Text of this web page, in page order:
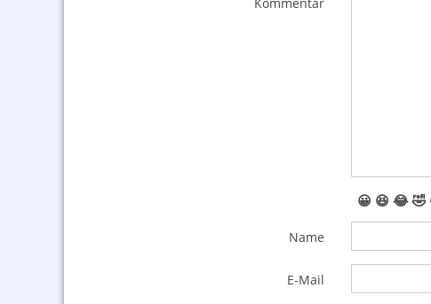
😀 😆 😂🤣
Name
E-Mail